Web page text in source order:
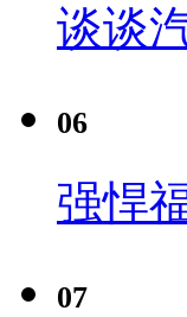
谈谈
06
强悍
07